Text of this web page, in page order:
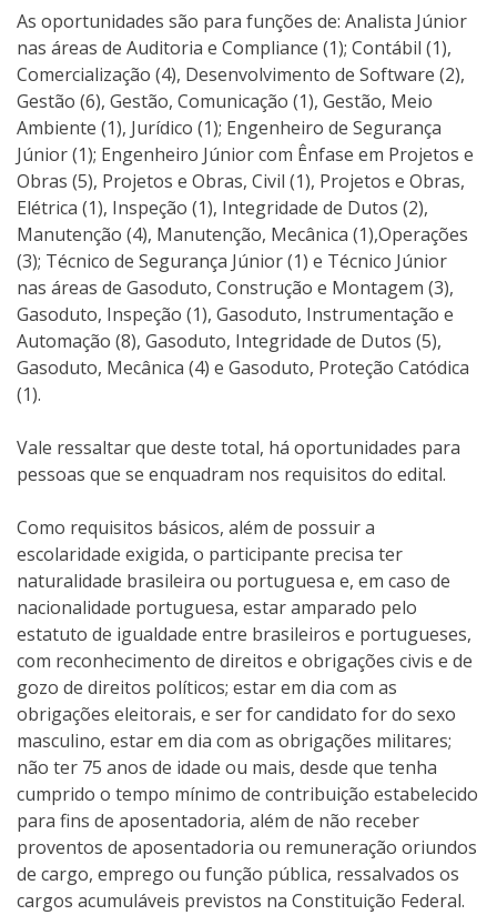
As oportunidades são para funções de: Analista Júnior
nas áreas de Auditoria e Compliance (1); Contábil (1),
Comercialização (4), Desenvolvimento de Software (2),
Gestão (6), Gestão, Comunicação (1), Gestão, Meio
Ambiente (1), Jurídico (1); Engenheiro de Segurança
Júnior (1); Engenheiro Júnior com Ênfase em Projetos e
Obras (5), Projetos e Obras, Civil (1), Projetos e Obras,
Elétrica (1), Inspeção (1), Integridade de Dutos (2),
Manutenção (4), Manutenção, Mecânica (1),Operações
(3); Técnico de Segurança Júnior (1) e Técnico Júnior
nas áreas de Gasoduto, Construção e Montagem (3),
Gasoduto, Inspeção (1), Gasoduto, Instrumentação e
Automação (8), Gasoduto, Integridade de Dutos (5),
Gasoduto, Mecânica (4) e Gasoduto, Proteção Catódica
(1).
Vale ressaltar que deste total, há oportunidades para
pessoas que se enquadram nos requisitos do edital.
Como requisitos básicos, além de possuir a
escolaridade exigida, o participante precisa ter
naturalidade brasileira ou portuguesa e, em caso de
nacionalidade portuguesa, estar amparado pelo
estatuto de igualdade entre brasileiros e portugueses,
com reconhecimento de direitos e obrigações civis e de
gozo de direitos políticos; estar em dia com as
obrigações eleitorais, e ser for candidato for do sexo
masculino, estar em dia com as obrigações militares;
não ter 75 anos de idade ou mais, desde que tenha
cumprido o tempo mínimo de contribuição estabelecido
para fins de aposentadoria, além de não receber
proventos de aposentadoria ou remuneração oriundos
de cargo, emprego ou função pública, ressalvados os
cargos acumuláveis previstos na Constituição Federal.